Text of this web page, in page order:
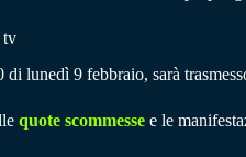
tv
lunedì 9 febbraio, sarà
quote scommesse e le